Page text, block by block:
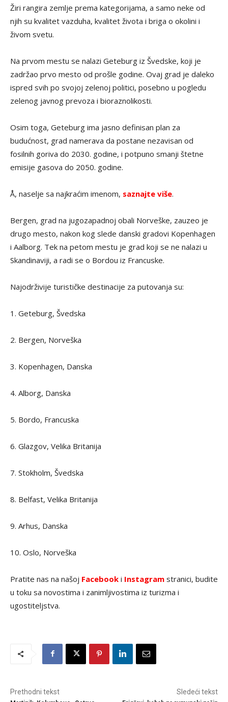
Žiri rangira zemlje prema kategorijama, a samo neke od
njih su kvalitet vazduha, kvalitet života i briga o okolini i
živom svetu.
Na prvom mestu se nalazi Geteburg iz Švedske, koji je
zadržao prvo mesto od prošle godine. Ovaj grad je daleko
ispred svih po svojoj zelenoj politici, posebno u pogledu
zelenog javnog prevoza i bioraznolikosti.
Osim toga, Geteburg ima jasno definisan plan za
budućnost, grad namerava da postane nezavisan od
fosilnih goriva do 2030. godine, i potpuno smanji štetne
emisije gasova do 2050. godine.
Å, naselje sa najkraćim imenom, saznajte više.
Bergen, grad na jugozapadnoj obali Norveške, zauzeo je
drugo mesto, nakon kog slede danski gradovi Kopenhagen
i Aalborg. Tek na petom mestu je grad koji se ne nalazi u
Skandinaviji, a radi se o Bordou iz Francuske.
Najodrživije turističke destinacije za putovanja su:
1. Geteburg, Švedska
2. Bergen, Norveška
3. Kopenhagen, Danska
4. Alborg, Danska
5. Bordo, Francuska
6. Glazgov, Velika Britanija
7. Stokholm, Švedska
8. Belfast, Velika Britanija
9. Arhus, Danska
10. Oslo, Norveška
Pratite nas na našoj Facebook i Instagram stranici, budite
u toku sa novostima i zanimljivostima iz turizma i
ugostiteljstva.
Prethodni tekst Sledeći tekst